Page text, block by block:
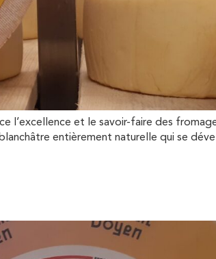
l’excellence et le savoir-faire des
entièrement naturelle qui se